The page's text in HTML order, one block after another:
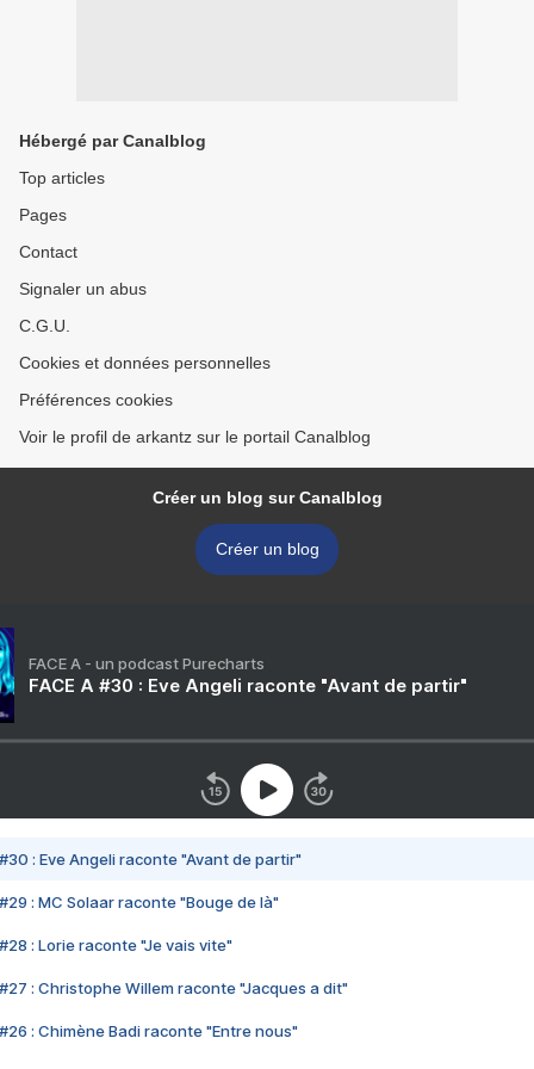
Hébergé par Canalblog
Top articles
Pages
Contact
Signaler un abus
C.G.U.
Cookies et données personnelles
Préférences cookies
Voir le profil de arkantz sur le portail Canalblog
Créer un blog sur Canalblog
Créer un blog
FACE A - un podcast Purecharts
FACE A #30 : Eve Angeli raconte "Avant de partir"
#30 : Eve Angeli raconte "Avant de partir"
#29 : MC Solaar raconte "Bouge de là"
#28 : Lorie raconte "Je vais vite"
#27 : Christophe Willem raconte "Jacques a dit"
#26 : Chimène Badi raconte "Entre nous"